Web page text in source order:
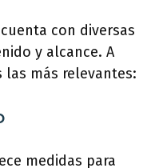
con diversas
y alcance. A
más relevantes:
medidas para